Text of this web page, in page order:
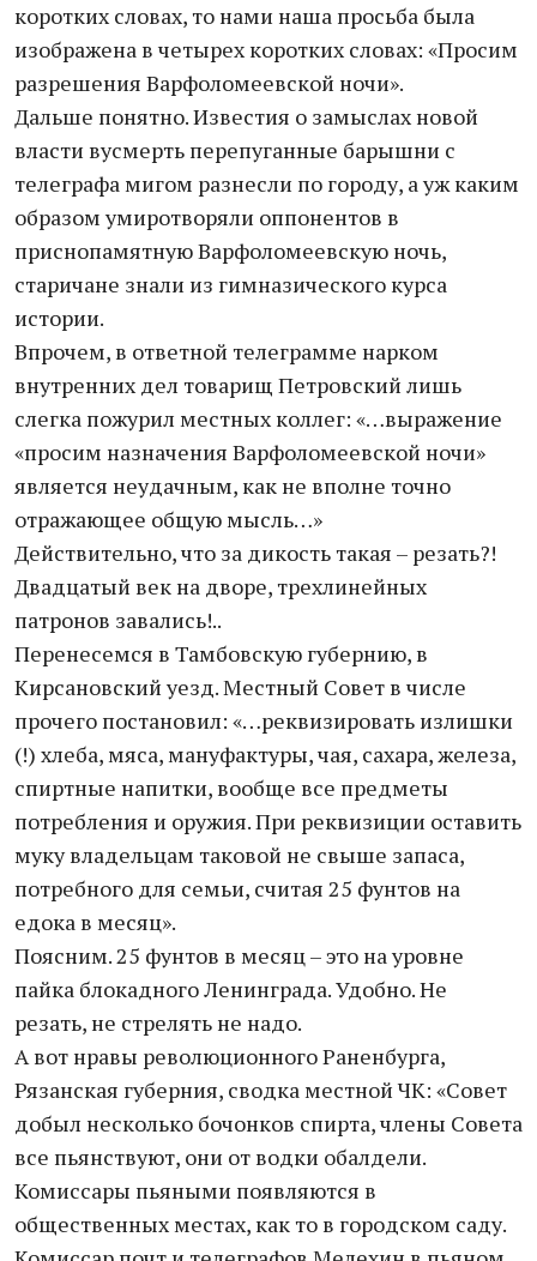
коротких словах, то нами наша просьба была
изображена в четырех коротких словах: «Просим
разрешения Варфоломеевской ночи».
Дальше понятно. Известия о замыслах новой
власти вусмерть перепуганные барышни с
телеграфа мигом разнесли по городу, а уж каким
образом умиротворяли оппонентов в
приснопамятную Варфоломеевскую ночь,
старичане знали из гимназического курса
истории.
Впрочем, в ответной телеграмме нарком
внутренних дел товарищ Петровский лишь
слегка пожурил местных коллег: «…выражение
«просим назначения Варфоломеевской ночи»
является неудачным, как не вполне точно
отражающее общую мысль…»
Действительно, что за дикость такая – резать?!
Двадцатый век на дворе, трехлинейных
патронов завались!..
Перенесемся в Тамбовскую губернию, в
Кирсановский уезд. Местный Совет в числе
прочего постановил: «…реквизировать излишки
(!) хлеба, мяса, мануфактуры, чая, сахара, железа,
спиртные напитки, вообще все предметы
потребления и оружия. При реквизиции оставить
муку владельцам таковой не свыше запаса,
потребного для семьи, считая 25 фунтов на
едока в месяц».
Поясним. 25 фунтов в месяц – это на уровне
пайка блокадного Ленинграда. Удобно. Не
резать, не стрелять не надо.
А вот нравы революционного Раненбурга,
Рязанская губерния, сводка местной ЧК: «Совет
добыл несколько бочонков спирта, члены Совета
все пьянствуют, они от водки обалдели.
Комиссары пьяными появляются в
общественных местах, как то в городском саду.